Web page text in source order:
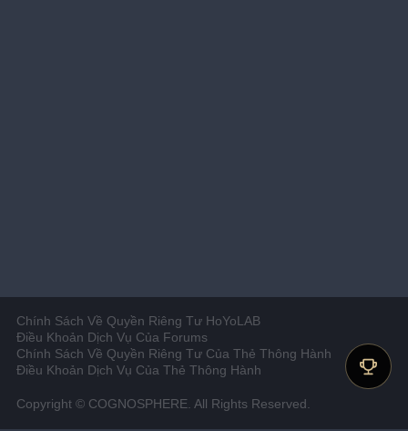
Chính Sách Về Quyền Riêng Tư HoYoLAB
Điều Khoản Dịch Vụ Của Forums
Chính Sách Về Quyền Riêng Tư Của Thẻ Thông Hành
Điều Khoản Dịch Vụ Của Thẻ Thông Hành
Copyright © COGNOSPHERE. All Rights Reserved.